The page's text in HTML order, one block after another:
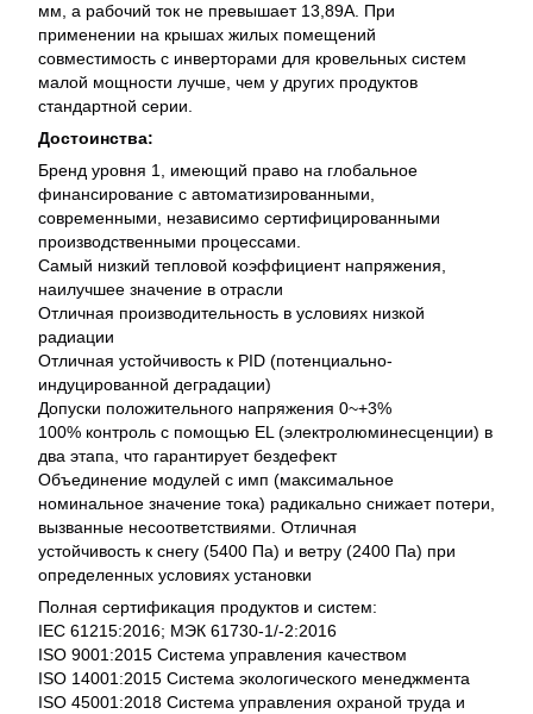
мм, а рабочий ток не превышает 13,89А. При
применении на крышах жилых помещений
совместимость с инверторами для кровельных систем
малой мощности лучше, чем у других продуктов
стандартной серии.
Достоинства:
Бренд уровня 1, имеющий право на глобальное
финансирование с автоматизированными,
современными, независимо сертифицированными
производственными процессами.
Самый низкий тепловой коэффициент напряжения,
наилучшее значение в отрасли
Отличная производительность в условиях низкой
радиации
Отличная устойчивость к PID (потенциально-
индуцированной деградации)
Допуски положительного напряжения 0~+3%
100% контроль с помощью EL (электролюминесценции) в
два этапа, что гарантирует бездефект
Объединение модулей с имп (максимальное
номинальное значение тока) радикально снижает потери,
вызванные несоответствиями. Отличная
устойчивость к снегу (5400 Па) и ветру (2400 Па) при
определенных условиях установки
Полная сертификация продуктов и систем:
IEC 61215:2016; МЭК 61730-1/-2:2016
ISO 9001:2015 Система управления качеством
ISO 14001:2015 Система экологического менеджмента
ISO 45001:2018 Система управления охраной труда и